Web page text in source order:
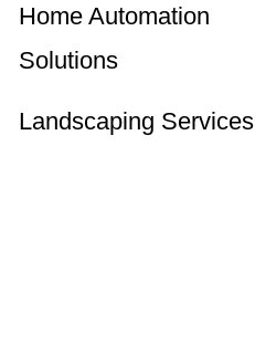
Home Automation
Solutions
Landscaping Services